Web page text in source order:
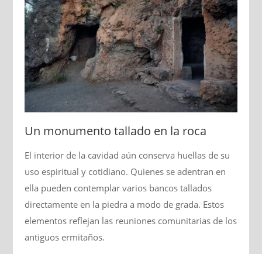
Un monumento tallado en la roca
El interior de la cavidad aún conserva huellas de su
uso espiritual y cotidiano. Quienes se adentran en
ella pueden contemplar varios bancos tallados
directamente en la piedra a modo de grada. Estos
elementos reflejan las reuniones comunitarias de los
antiguos ermitaños.